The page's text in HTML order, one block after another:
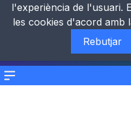
Menu
l'experiència de l'usuari.
les cookies d'acord amb
Rebutjar